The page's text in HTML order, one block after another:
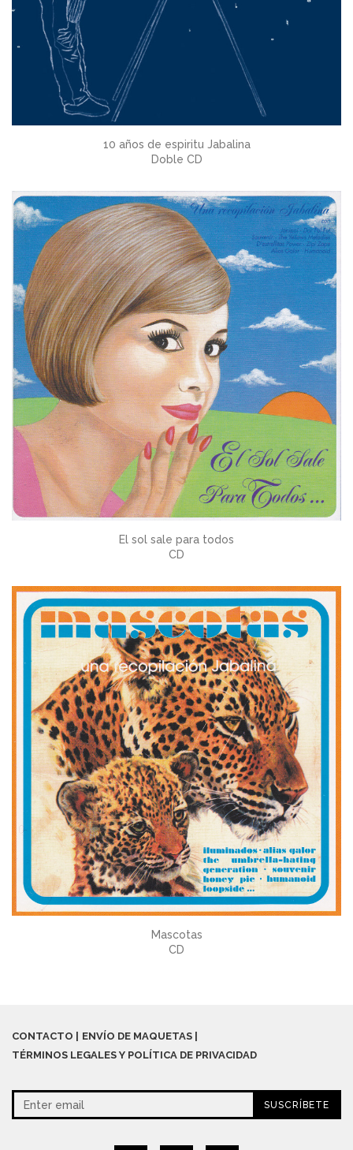
10 años de espiritu Jabalina
Doble CD
El sol sale para todos
CD
Mascotas
CD
CONTACTO
ENVÍO DE MAQUETAS
TÉRMINOS LEGALES Y POLÍTICA DE PRIVACIDAD
SUSCRÍBETE